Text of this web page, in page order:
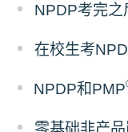
NPDP考完之
NPDP和PMP